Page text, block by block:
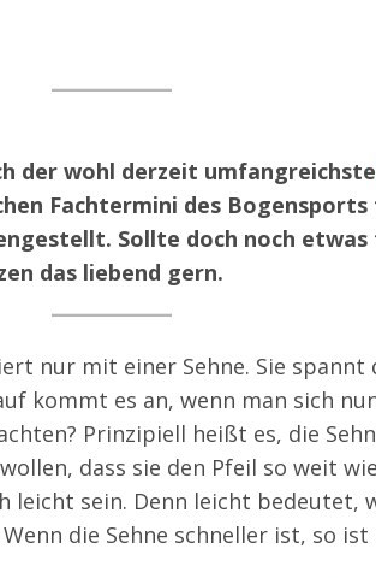
der wohl derzeit umfangreichste
Fachtermini des Bogensports
Sollte doch noch etwas
das liebend gern.
nur mit einer Sehne. Sie spannt
kommt es an, wenn man sich
Prinzipiell heißt es, die
dass sie den Pfeil so weit
leicht sein. Denn leicht bedeutet,
die Sehne schneller ist, so ist